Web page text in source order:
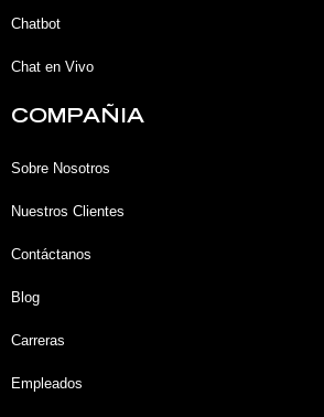
-
n
Chatbot
Chat en Vivo
COMPAÑIA
Sobre Nosotros
Nuestros Clientes
Contáctanos
Blog
Carreras
Empleados